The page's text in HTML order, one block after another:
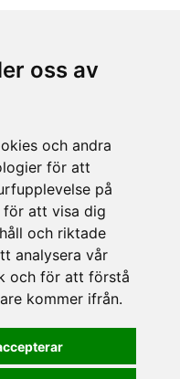
oss av
och andra
för att
på
att visa dig
och riktade
analysera vår
och för att förstå
kommer ifrån.